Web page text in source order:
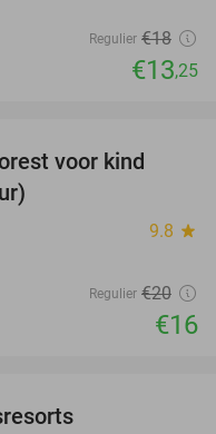
Regulier €18
€13,25
voor kind
9.8 star
Regulier €20
€16